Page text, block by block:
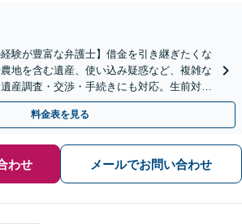
験が豊富な弁護士】借金を引き継ぎたくな
地を含む遺産、使い込み疑惑など、複雑な
産調査・交渉・手続きにも対応。生前対策
回面談無料】
料金表を見る
わせ メールでお問い合わせ